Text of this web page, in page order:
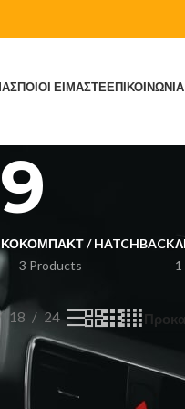
ΠΟΙΟΙ ΕΙΜΑΣΤΕΕΠΙΚΟΙΝΩΝΙΑ
ΚΌΜΠΑΚΤ / HATCHBACK
3 Products
18 24